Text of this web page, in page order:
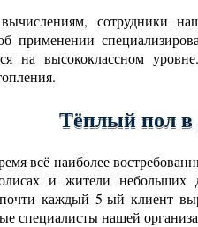
сотрудники
применении
на высококлассном
Тёплый пол
всё наиболее
и жители небольших
каждый 5-ый клиент
специалисты нашей